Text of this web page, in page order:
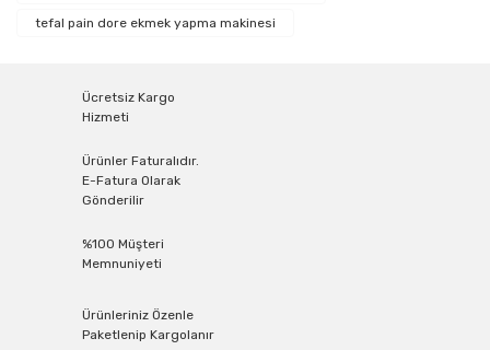
tefal pain dore ekmek yapma makinesi
Ücretsiz Kargo
Hizmeti
Ürünler Faturalıdır.
E-Fatura Olarak
Gönderilir
%100 Müşteri
Memnuniyeti
Ürünleriniz Özenle
Paketlenip Kargolanır